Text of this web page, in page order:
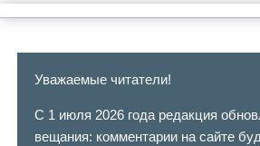
Уважаемые читатели!
С 1 июля 2026 года редакция
вещания: комментарии на сайте